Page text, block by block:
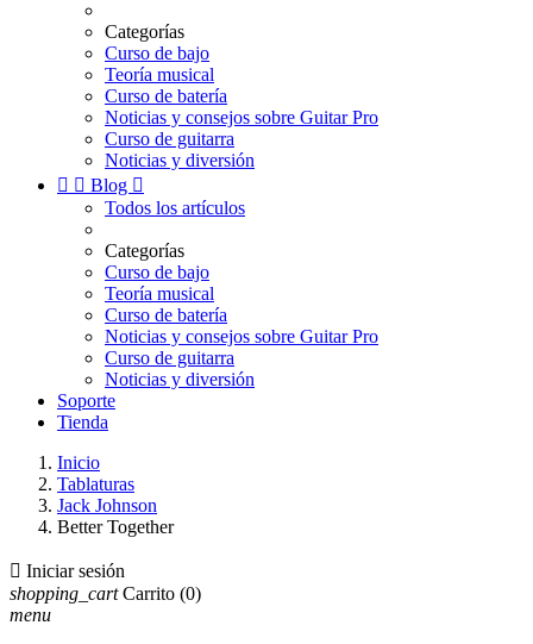
Categorías
Curso de bajo
Teoría musical
Curso de batería
Noticias y consejos sobre Guitar Pro
Curso de guitarra
Noticias y diversión
  Blog 
Todos los artículos
Categorías
Curso de bajo
Teoría musical
Curso de batería
Noticias y consejos sobre Guitar Pro
Curso de guitarra
Noticias y diversión
Soporte
Tienda
Inicio
Tablaturas
Jack Johnson
Better Together
 Iniciar sesión
shopping_cart Carrito (0)
menu